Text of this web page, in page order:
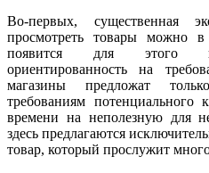
Во-первых, существенная
просмотреть товары можно
появится для этого
ориентированность на
магазины предложат
требованиям потенциального
времени на неполезную для
здесь предлагаются
товар, который прослужит